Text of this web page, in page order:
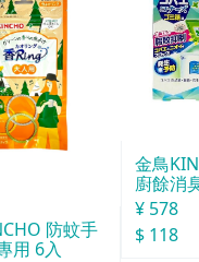
防蚊手
用 6入
金鳥
廚餘消
分
¥ 578
$ 118